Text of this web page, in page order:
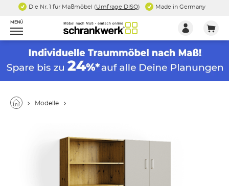
Die Nr. 1 für Maßmöbel (Umfrage DISQ) Made in Germany
MENÜ
Modelle